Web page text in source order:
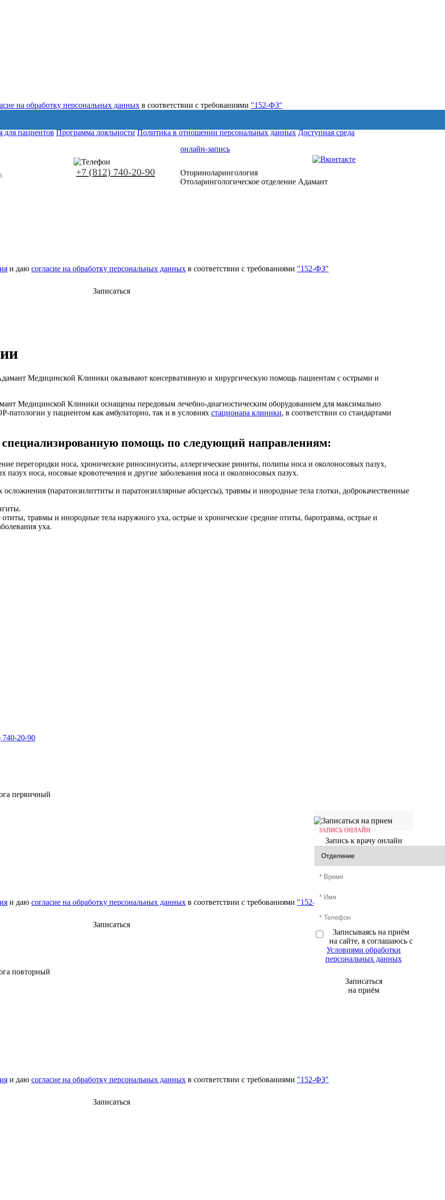
на обработку персональных данных в соответствии с требованиями "152-ФЗ"
пациентов Программа лояльности Политика в отношении персональных данных Доступная среда
ЗАПИСЬ ОНЛАЙН
Запись к врачу онлайн
Записываясь на приём
на сайте, я соглашаюсь с
Условиями обработки
персональных данных
Записаться
на приём
+7 (812) 740-20-90
онлайн-запись
Оториноларингология
Отоларингологическое отделение Адамант
и даю согласие на обработку персональных данных в соответствии с требованиями "152-ФЗ"
Записаться
Медицинской Клиники оказывают консервативную и хирургическую помощь пациентам с острыми и
Медицинской Клиники оснащены передовым лечебно-диагностическим оборудованием для максимально
патологии у пациентом как амбулаторно, так и в условиях стационара клиники, в соответствии со стандартами
помощь по следующий направлениям:
перегородки носа, хронические риносинуситы, аллергические риниты, полипы носа и околоносовых пазух,
носа, носовые кровотечения и другие заболевания носа и околоносовых пазух.
(паратонзилиттиты и паратонзиллярные абсцессы), травмы и инородные тела глотки, доброкачественные
травмы и инородные тела наружного уха, острые и хронические средние отиты, баротравма, острые и
уха.
740-20-90
первичный
и даю согласие на обработку персональных данных в соответствии с требованиями "152-ФЗ"
Записаться
повторный
и даю согласие на обработку персональных данных в соответствии с требованиями "152-ФЗ"
Записаться